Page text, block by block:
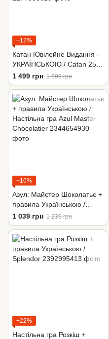
−12%
Катан Ювілейне Видання -
УКРАЇНСЬКОЮ / Catan 25th
Anniversary Edition /
Настільна гра Колонізатори
1 499 грн 1 699 грн
−16%
Азул: Майстер Шоколатьє +
правила Українською /
Настільна гра Azul Master
Chocolatier
1 039 грн 1 239 грн
−22%
Настільна гра Розкіш +